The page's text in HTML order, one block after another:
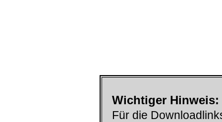
Wichtiger Hinweis:
Für die